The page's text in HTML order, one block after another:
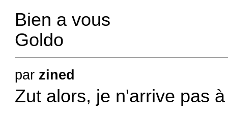
Bien a vous
Goldo
par zined
Zut alors, je n'arrive pas